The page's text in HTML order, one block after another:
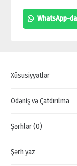
CİHAZLARI,
DAHUA
QİYMƏTLƏRİ,
SATIŞI
WhatsApp-
Xüsusiyyətlər
Ödəniş və Çatdırılma
Şərhlər (0)
Şərh yaz